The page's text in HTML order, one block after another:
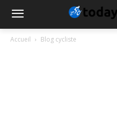
Accueil Blog cycliste